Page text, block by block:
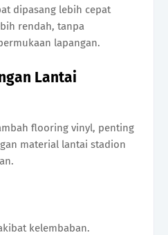
dipasang lebih cepat
rendah, tanpa
lapangan.
Lantai
flooring vinyl, penting
material lantai stadion
kelembaban.